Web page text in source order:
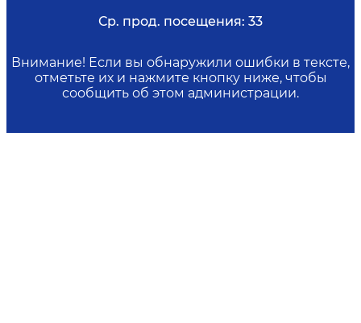
Ср. прод. посещения: 33
Внимание! Если вы обнаружили ошибки в тексте,
отметьте их и нажмите кнопку ниже, чтобы
сообщить об этом администрации.